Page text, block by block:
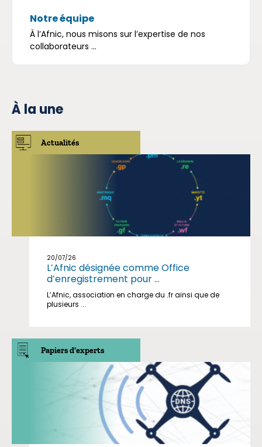
Notre équipe
À l’Afnic, nous misons sur l’expertise de nos
collaborateurs ...
À la une
Actualités
20/07/26
L’Afnic désignée comme Office
d’enregistrement pour ...
L’Afnic, association en charge du .fr ainsi que de
plusieurs ...
Papiers d'experts